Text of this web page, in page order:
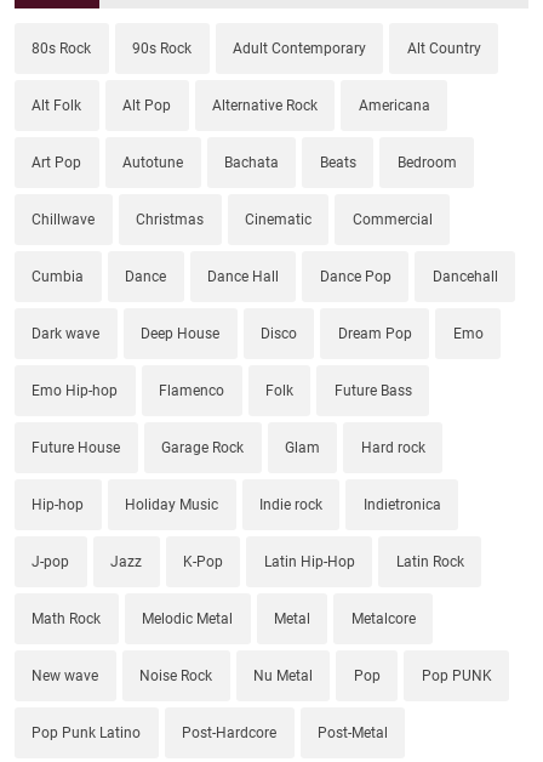
80s Rock 90s Rock Adult Contemporary Alt Country
Alt Folk Alt Pop Alternative Rock Americana
Art Pop Autotune Bachata Beats Bedroom
Chillwave Christmas Cinematic Commercial
Cumbia Dance Dance Hall Dance Pop Dancehall
Dark wave Deep House Disco Dream Pop Emo
Emo Hip-hop Flamenco Folk Future Bass
Future House Garage Rock Glam Hard rock
Hip-hop Holiday Music Indie rock Indietronica
J-pop Jazz K-Pop Latin Hip-Hop Latin Rock
Math Rock Melodic Metal Metal Metalcore
New wave Noise Rock Nu Metal Pop Pop PUNK
Pop Punk Latino Post-Hardcore Post-Metal